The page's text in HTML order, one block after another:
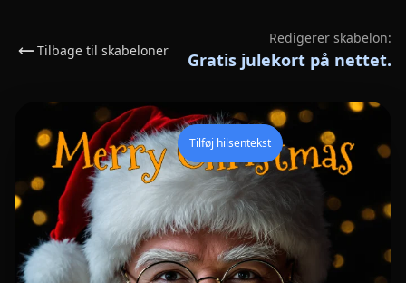
Tilbage til skabeloner
Redigerer skabelon:
Gratis julekort på nettet.
Tilføj hilsentekst